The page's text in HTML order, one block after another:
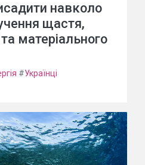
навколо
щастя,
матеріального
#Українці